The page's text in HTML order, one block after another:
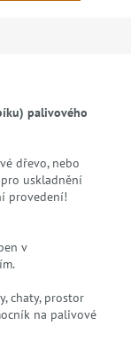
palivového
dřevo, nebo
uskladnění
provedení!
v
chaty, prostor
na palivové